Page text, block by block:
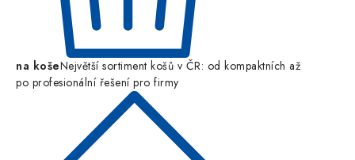
na košeNejvětší sortiment košů v ČR: od kompaktních až
po profesionální řešení pro firmy